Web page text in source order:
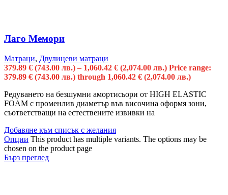
Лаго Мемори
Матраци, Двулицеви матраци
379.89 € (743.00 лв.) – 1,060.42 € (2,074.00 лв.) Price range:
379.89 € (743.00 лв.) through 1,060.42 € (2,074.00 лв.)
Редуването на безшумни амортисьори от HIGH ELASTIC
FOAM с променлив диаметър във височина оформя зони,
съответстващи на естествените извивки на
Добавяне към списък с желания
Опции This product has multiple variants. The options may be
chosen on the product page
Бърз преглед